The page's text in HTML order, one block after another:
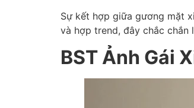
Sự kết hợp giữa gương mặt
và hợp trend, đây chắc chắn
BST Ảnh Gái